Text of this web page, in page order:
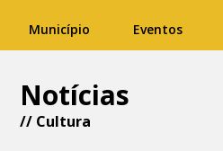
Município Eventos
Notícias
// Cultura